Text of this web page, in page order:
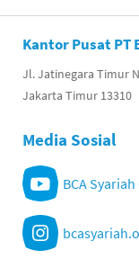
Kantor Pusat PT
Jl. Jatinegara Timur
Jakarta Timur 13310
Media Sosial
BCA